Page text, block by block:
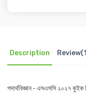
Description
পদার্থবিজ্ঞান - এসএসসি ২০২৭ কুইক